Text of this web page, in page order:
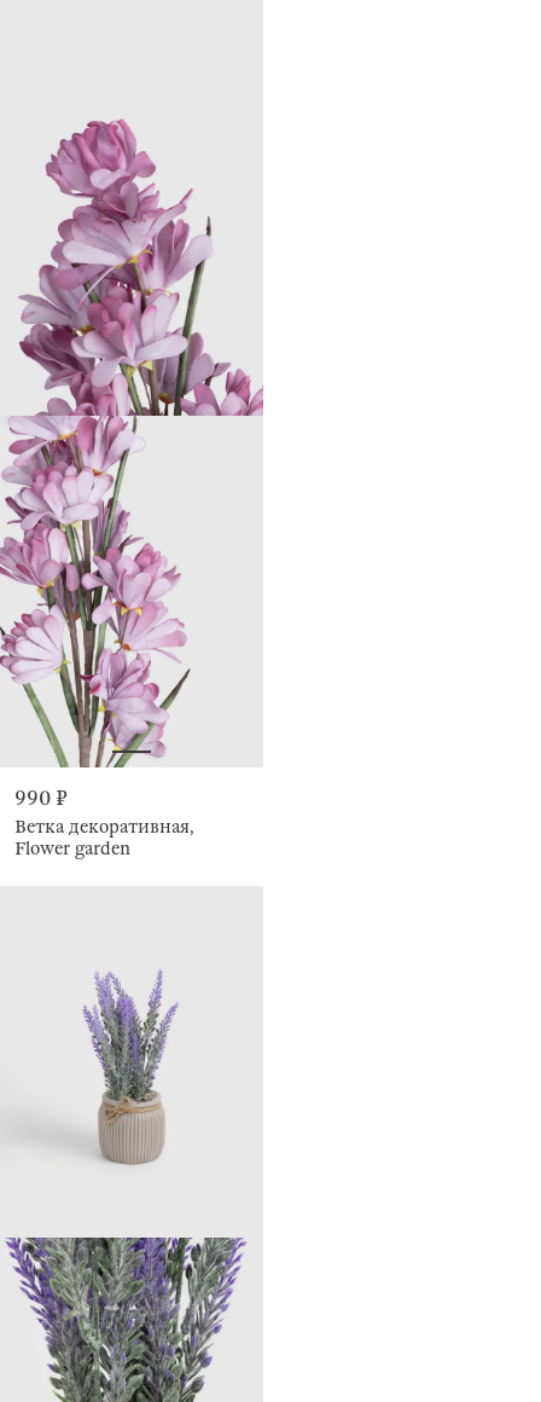
990 ₽
Ветка декоративная,
Flower garden